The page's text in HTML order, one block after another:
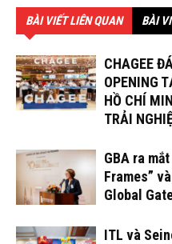
BÀI VIẾT LIÊN QUAN BÀI
CHAGEE
OPENING
HỒ CHÍ
TRẢI
GBA ra
Frames”
Global
ITL và